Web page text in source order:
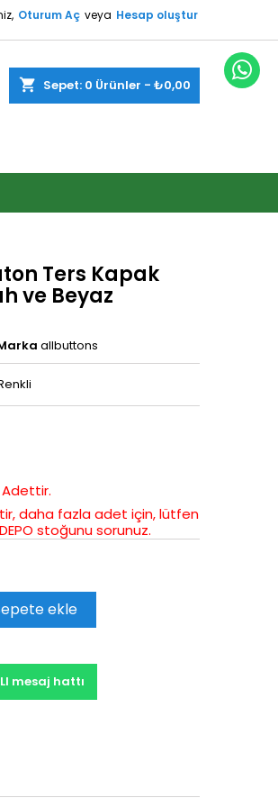
Oturum Aç veya Hesap oluştur
shopping_cart Sepet: 0 Ürünler - ₺0,00
Ters Kapak
ve Beyaz
allbuttons
Adettir.
daha fazla adet için, lütfen
stoğunu sorunuz.
ekle
mesaj hattı